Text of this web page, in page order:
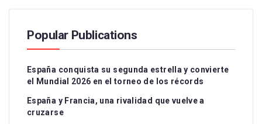
Popular Publications
España conquista su segunda estrella y convierte
el Mundial 2026 en el torneo de los récords
España y Francia, una rivalidad que vuelve a
cruzarse